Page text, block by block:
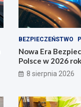
BEZPIECZEŃSTWO
Nowa Era
Polsce w 2026
8 sierpnia 2026